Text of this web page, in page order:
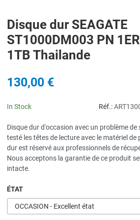
Disque dur SEAGATE
ST1000DM003 PN
1TB Thailande
130,00 €
In Stock Réf.:
Disque dur d'occasion avec un problème de
testé les têtes de lecture avec le matériel de
dur est réservé aux professionnels de
Nous acceptons la garantie de ce produit
intacte.
ÉTAT
OCCASION - Excellent état